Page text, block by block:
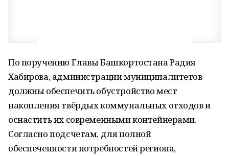
По поручению Главы Башкортостана Радия
Хабирова, администрации муниципалитетов
должны обеспечить обустройство мест
накопления твёрдых коммунальных отходов и
оснастить их современными контейнерами.
Согласно подсчетам, для полной
обеспеченности потребностей региона,